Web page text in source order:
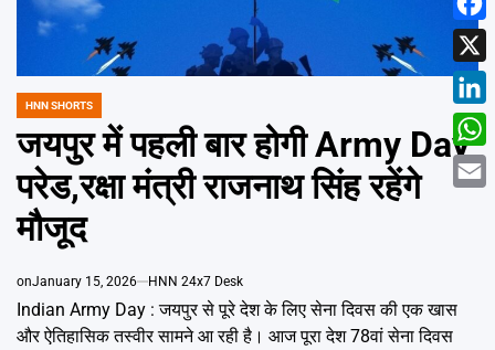
POSTED
HNN SHORTS
जयपुर में पहली बार होगी Army Day
परेड,रक्षा मंत्री राजनाथ सिंह रहेंगे
मौजूद
onJanuary 15, 2026 HNN 24x7 Desk
Indian Army Day : जयपुर से पूरे देश के लिए सेना दिवस की एक खास
और ऐतिहासिक तस्वीर सामने आ रही है। आज पूरा देश 78वां सेना दिवस
X